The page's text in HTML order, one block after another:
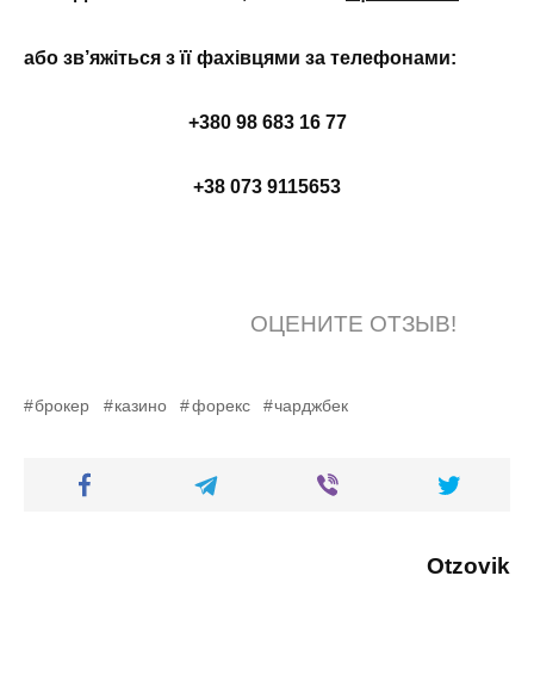
або зв’яжіться з її фахівцями за телефонами:
+380 98 683 16 77
+38 073 9115653
ОЦЕНИТЕ ОТЗЫВ!
брокер казино форекс чарджбек
Otzovik